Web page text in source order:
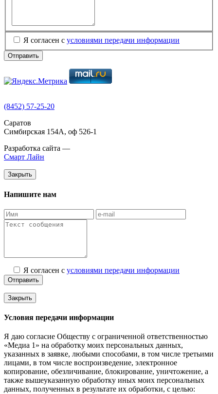
Я согласен с условиями передачи информации
Отправить
(8452) 57-25-20
Саратов
Симбирская 154А, оф 526-1
Разработка сайта —
Смарт Лайн
Закрыть
Напишите нам
Я согласен с условиями передачи информации
Отправить
Закрыть
Условия передачи информации
Я даю согласие Обществу с ограниченной ответственностью
«Медиа 1» на обработку моих персональных данных,
указанных в заявке, любыми способами, в том числе третьими
лицами, в том числе воспроизведение, электронное
копирование, обезличивание, блокирование, уничтожение, а
также вышеуказанную обработку иных моих персональных
данных, полученных в результате их обработки, с целью: